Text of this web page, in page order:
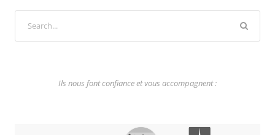
Ils nous font confiance et vous accompagnent :